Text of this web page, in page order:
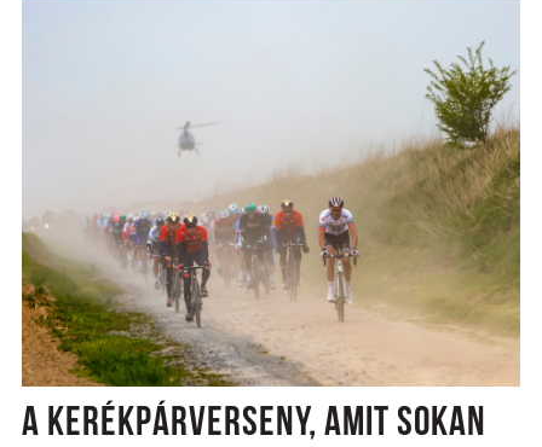
A KERÉKPÁRVERSENY, AMIT SOKAN